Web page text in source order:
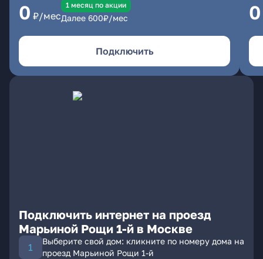
0 ₽/мес
1 месяц по акции
Далее 600₽/мес
Подключить
0
Подключить интернет на проезд
Марьиной Рощи 1-й в Москве
Выберите свой дом: кликните по номеру дома на
проезд Марьиной Рощи 1-й